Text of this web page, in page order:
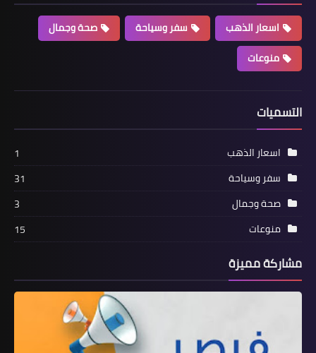
اسعار الذهب سفر وسياحة
صحة وجمال
منوعات
التسميات
اسعار الذهب
1
سفر وسياحة
31
صحة وجمال
3
منوعات
15
مشاركة مميزة